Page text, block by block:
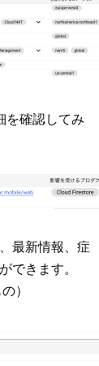
を確認してみ
最新情報、症
できます。
）